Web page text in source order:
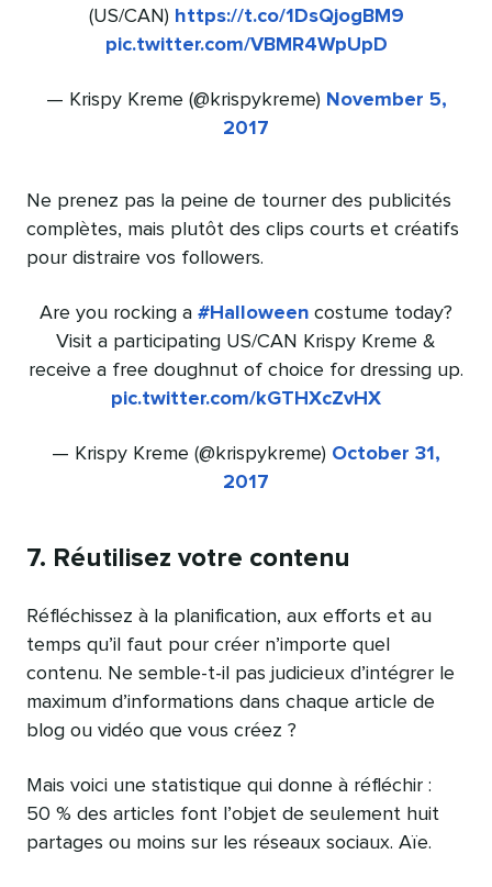
(US/CAN) https://t.co/1DsQjogBM9
pic.twitter.com/VBMR4WpUpD
— Krispy Kreme (@krispykreme) November 5,
2017
Ne prenez pas la peine de tourner des publicités
complètes, mais plutôt des clips courts et créatifs
pour distraire vos followers.
Are you rocking a #Halloween costume today?
Visit a participating US/CAN Krispy Kreme &
receive a free doughnut of choice for dressing up.
pic.twitter.com/kGTHXcZvHX
— Krispy Kreme (@krispykreme) October 31,
2017
7. Réutilisez votre contenu
Réfléchissez à la planification, aux efforts et au
temps qu’il faut pour créer n’importe quel
contenu. Ne semble-t-il pas judicieux d’intégrer le
maximum d’informations dans chaque article de
blog ou vidéo que vous créez ?
Mais voici une statistique qui donne à réfléchir :
50 % des articles font l’objet de seulement huit
partages ou moins sur les réseaux sociaux. Aïe.